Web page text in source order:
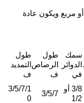
مربع ويكون عادة
سمك
الدوائر
في
طول
الرصاص
ف
طول
التمديد
ف
3/8 أو
1/2
3/5/7
3/5/7/1
0